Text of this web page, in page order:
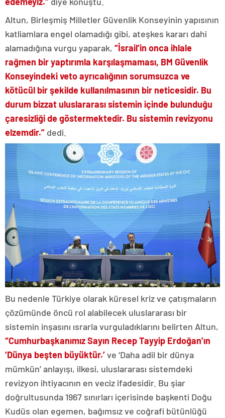
Altun, Birleşmiş Milletler Güvenlik Konseyinin yapısının
katliamlara engel olamadığı gibi, ateşkes kararı dahi
alamadığına vurgu yaparak, “İsrail’in onca ihlale
rağmen bir yaptırımla karşılaşmaması, BM Güvenlik
Konseyindeki veto ayrıcalığının sorumsuzca ve
kötücül bir şekilde kullanılmasının bir neticesidir. Bu
durum bizzat uluslararası sistemin içinde bulunduğu
çaresizliği de göstermektedir. Bu sistemin revizyonu
elzemdir.” dedi.
Bu nedenle Türkiye olarak küresel kriz ve çatışmaların
çözümünde öncü rol alabilecek uluslararası bir
sistemin inşasını ısrarla vurguladıklarını belirten Altun,
“Cumhurbaşkanımız Sayın Recep Tayyip Erdoğan’ın
‘Dünya beşten büyüktür.’ve ‘Daha adil bir dünya
mümkün’ anlayışı, ilkesi, uluslararası sistemdeki
revizyon ihtiyacının en veciz ifadesidir. Bu şiar
doğrultusunda 1967 sınırları içerisinde başkenti Doğu
Kudüs olan egemen, bağımsız ve coğrafi bütünlüğü